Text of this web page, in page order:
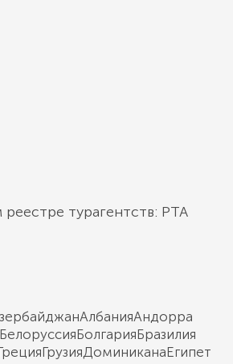
турагентств: РТА
АлбанияАндорра
БелоруссияБолгарияБразилия
ГрузияДоминиканаЕгипет